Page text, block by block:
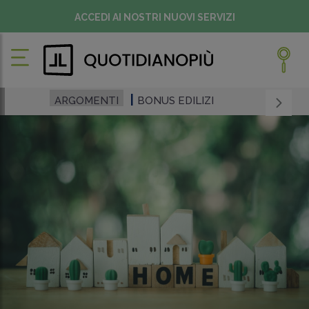
ACCEDI AI NOSTRI NUOVI SERVIZI
ARGOMENTI BONUS EDILIZI